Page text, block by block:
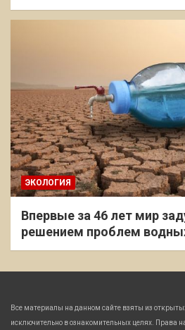
ЭКОЛОГИЯ
Впервые за 46 лет мир
решением проблем
Все материалы на данном сайте взяты из
исключительно в ознакомительных целях. Права